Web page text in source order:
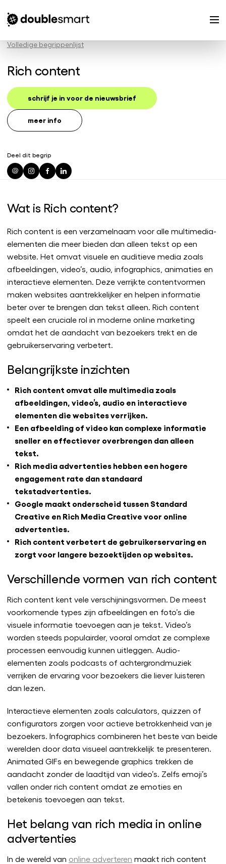
Volledige begrippenlijst
Rich content
schrijf je in voor de nieuwsbrief
meer info
Deel dit begrip
Wat is Rich content?
Rich content is een verzamelnaam voor alle multimedia-
elementen die meer bieden dan alleen tekst op een
website. Het omvat visuele en auditieve media zoals
afbeeldingen, video’s, audio, infographics, animaties en
interactieve elementen. Deze verrijkte contentvormen
maken websites aantrekkelijker en helpen informatie
beter over te brengen dan tekst alleen. Rich content
speelt een cruciale rol in moderne online marketing
omdat het de aandacht van bezoekers trekt en de
gebruikerservaring verbetert.
Belangrijkste inzichten
Rich content omvat alle multimedia zoals
afbeeldingen, video’s, audio en interactieve
elementen die websites verrijken.
Een afbeelding of video kan complexe informatie
sneller en effectiever overbrengen dan alleen
tekst.
Rich media advertenties hebben een hogere
engagement rate dan standaard
tekstadvertenties.
Google maakt onderscheid tussen Standard
Creative en Rich Media Creative voor online
advertenties.
Rich content verbetert de gebruikerservaring en
zorgt voor langere bezoektijden op websites.
Verschillende vormen van rich content
Rich content kent vele verschijningsvormen. De meest
voorkomende types zijn afbeeldingen en foto’s die
visuele informatie toevoegen aan je tekst. Video’s
worden steeds populairder, vooral omdat ze complexe
processen eenvoudig kunnen uitleggen. Audio-
elementen zoals podcasts of achtergrondmuziek
verrijken de ervaring voor bezoekers die liever luisteren
dan lezen.
Interactieve elementen zoals calculators, quizzen of
configurators zorgen voor actieve betrokkenheid van je
bezoekers. Infographics combineren het beste van beide
werelden door data visueel aantrekkelijk te presenteren.
Animated GIFs en bewegende graphics trekken de
aandacht zonder de laadtijd van video’s. Zelfs emoji’s
vallen onder rich content omdat ze emoties en
betekenis toevoegen aan tekst.
Het belang van rich media in online
advertenties
In de wereld van online adverteren maakt rich content